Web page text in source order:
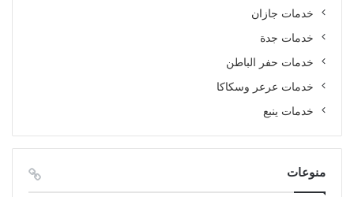
خدمات جازان
خدمات جدة
خدمات حفر الباطن
خدمات عرعر وسكاكا
خدمات ينبع
منوعات